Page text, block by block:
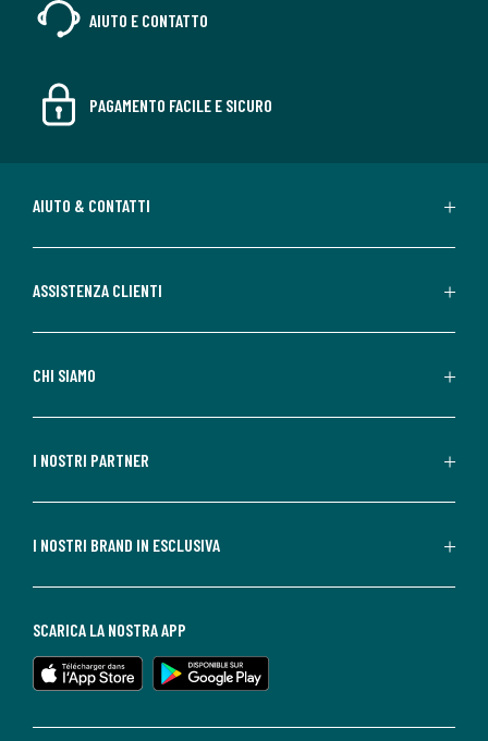
AIUTO E CONTATTO
PAGAMENTO FACILE E SICURO
AIUTO & CONTATTI
ASSISTENZA CLIENTI
CHI SIAMO
I NOSTRI PARTNER
I NOSTRI BRAND IN ESCLUSIVA
SCARICA LA NOSTRA APP